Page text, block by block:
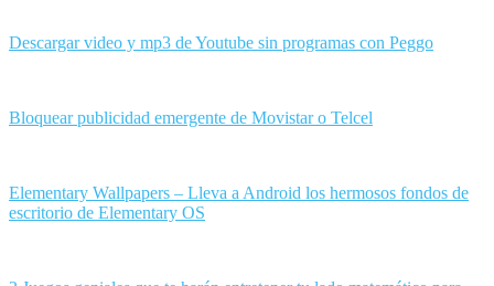
Descargar video y mp3 de Youtube sin programas con Peggo
Bloquear publicidad emergente de Movistar o Telcel
Elementary Wallpapers – Lleva a Android los hermosos fondos de
escritorio de Elementary OS